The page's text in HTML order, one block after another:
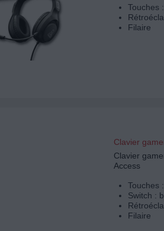
Touches
Filaire
Clavier
Clavier
Access
Touches
Switch :
Filaire